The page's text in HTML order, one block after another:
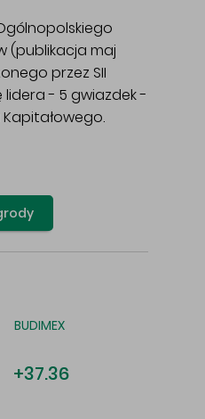
(publikacja maj
przez SII
- 5 gwiazdek -
Kapitałowego.
BUDIMEX
+37.36